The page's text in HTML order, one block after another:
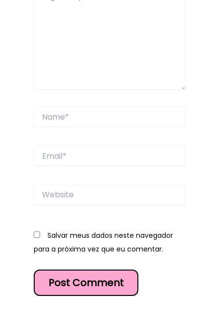
Website
Salvar meus dados neste navegador
para a próxima vez que eu comentar.